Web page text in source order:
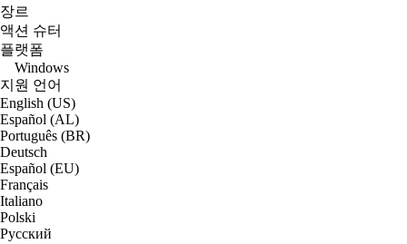
장르
액션 슈터
플랫폼
Windows
지원 언어
English (US)
Español (AL)
Português (BR)
Deutsch
Español (EU)
Français
Italiano
Polski
Русский